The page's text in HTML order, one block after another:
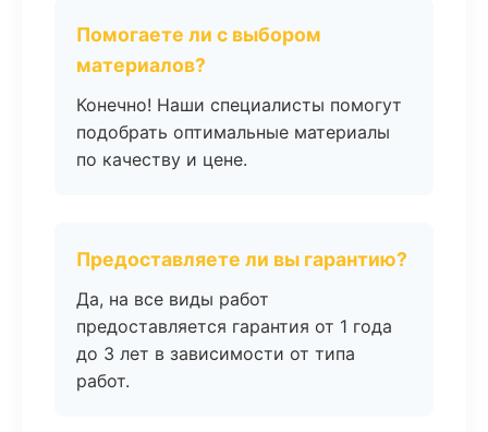
Помогаете ли с выбором
материалов?
Конечно! Наши специалисты помогут
подобрать оптимальные материалы
по качеству и цене.
Предоставляете ли вы гарантию?
Да, на все виды работ
предоставляется гарантия от 1 года
до 3 лет в зависимости от типа
работ.